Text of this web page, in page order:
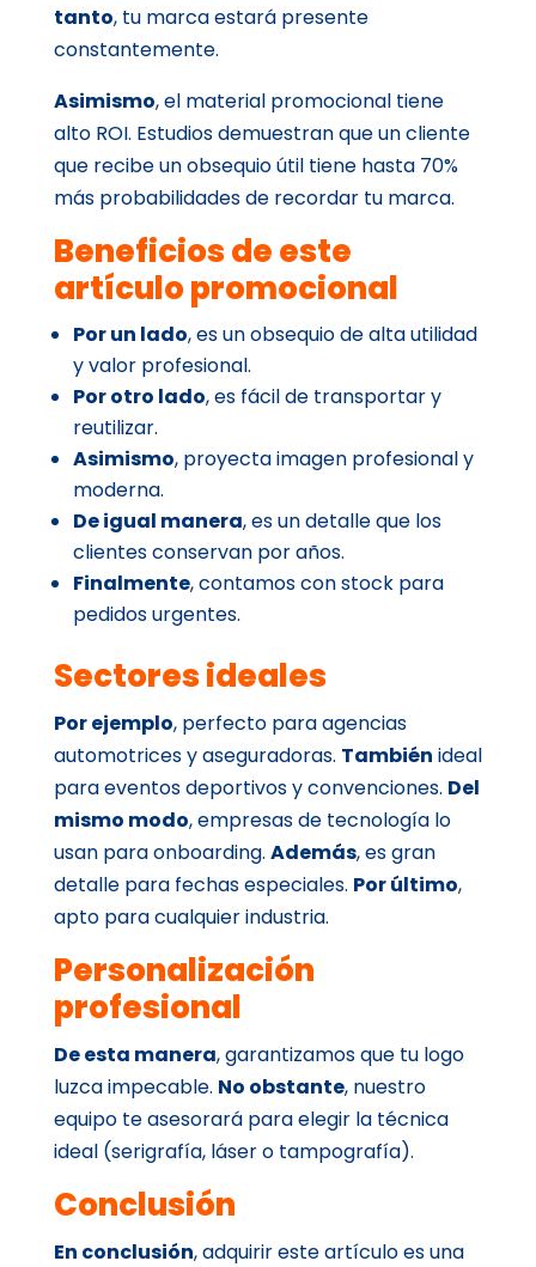
tanto, tu marca estará presente
constantemente.
Asimismo, el material promocional tiene
alto ROI. Estudios demuestran que un cliente
que recibe un obsequio útil tiene hasta 70%
más probabilidades de recordar tu marca.
Beneficios de este
artículo promocional
Por un lado, es un obsequio de alta utilidad
y valor profesional.
Por otro lado, es fácil de transportar y
reutilizar.
Asimismo, proyecta imagen profesional y
moderna.
De igual manera, es un detalle que los
clientes conservan por años.
Finalmente, contamos con stock para
pedidos urgentes.
Sectores ideales
Por ejemplo, perfecto para agencias
automotrices y aseguradoras. También ideal
para eventos deportivos y convenciones. Del
mismo modo, empresas de tecnología lo
usan para onboarding. Además, es gran
detalle para fechas especiales. Por último,
apto para cualquier industria.
Personalización
profesional
De esta manera, garantizamos que tu logo
luzca impecable. No obstante, nuestro
equipo te asesorará para elegir la técnica
ideal (serigrafía, láser o tampografía).
Conclusión
En conclusión, adquirir este artículo es una